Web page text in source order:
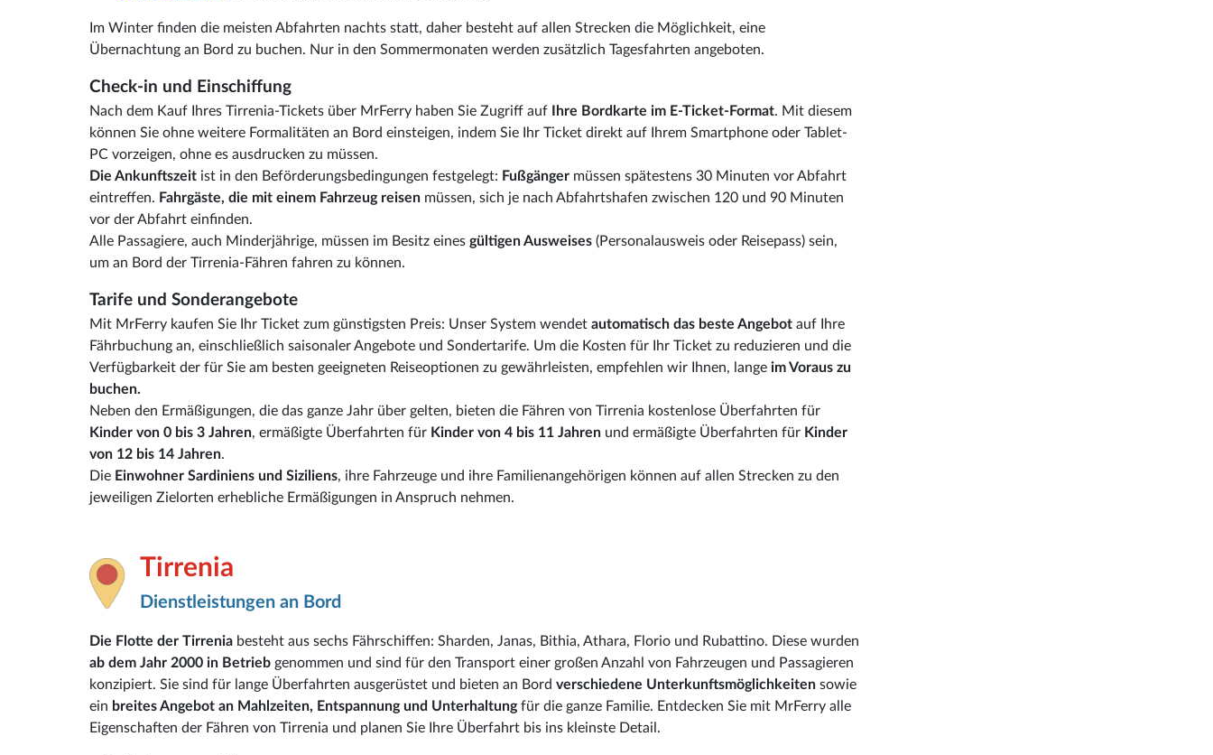
Im Winter finden die meisten Abfahrten nachts statt, daher besteht auf allen Strecken die Möglichkeit, eine
Übernachtung an Bord zu buchen. Nur in den Sommermonaten werden zusätzlich Tagesfahrten angeboten.
Check-in und Einschiffung
Nach dem Kauf Ihres Tirrenia-Tickets über MrFerry haben Sie Zugriff auf Ihre Bordkarte im E-Ticket-Format. Mit diesem
können Sie ohne weitere Formalitäten an Bord einsteigen, indem Sie Ihr Ticket direkt auf Ihrem Smartphone oder Tablet-
PC vorzeigen, ohne es ausdrucken zu müssen.
Die Ankunftszeit ist in den Beförderungsbedingungen festgelegt: Fußgänger müssen spätestens 30 Minuten vor Abfahrt
eintreffen. Fahrgäste, die mit einem Fahrzeug reisen müssen, sich je nach Abfahrtshafen zwischen 120 und 90 Minuten
vor der Abfahrt einfinden.
Alle Passagiere, auch Minderjährige, müssen im Besitz eines gültigen Ausweises (Personalausweis oder Reisepass) sein,
um an Bord der Tirrenia-Fähren fahren zu können.
Tarife und Sonderangebote
Mit MrFerry kaufen Sie Ihr Ticket zum günstigsten Preis: Unser System wendet automatisch das beste Angebot auf Ihre
Fährbuchung an, einschließlich saisonaler Angebote und Sondertarife. Um die Kosten für Ihr Ticket zu reduzieren und die
Verfügbarkeit der für Sie am besten geeigneten Reiseoptionen zu gewährleisten, empfehlen wir Ihnen, lange im Voraus zu
buchen.
Neben den Ermäßigungen, die das ganze Jahr über gelten, bieten die Fähren von Tirrenia kostenlose Überfahrten für
Kinder von 0 bis 3 Jahren, ermäßigte Überfahrten für Kinder von 4 bis 11 Jahren und ermäßigte Überfahrten für Kinder
von 12 bis 14 Jahren.
Die Einwohner Sardiniens und Siziliens, ihre Fahrzeuge und ihre Familienangehörigen können auf allen Strecken zu den
jeweiligen Zielorten erhebliche Ermäßigungen in Anspruch nehmen.
Tirrenia
Dienstleistungen an Bord
Die Flotte der Tirrenia besteht aus sechs Fährschiffen: Sharden, Janas, Bithia, Athara, Florio und Rubattino. Diese wurden
ab dem Jahr 2000 in Betrieb genommen und sind für den Transport einer großen Anzahl von Fahrzeugen und Passagieren
konzipiert. Sie sind für lange Überfahrten ausgerüstet und bieten an Bord verschiedene Unterkunftsmöglichkeiten sowie
ein breites Angebot an Mahlzeiten, Entspannung und Unterhaltungfür die ganze Familie. Entdecken Sie mit MrFerry alle
Eigenschaften der Fähren von Tirrenia und planen Sie Ihre Überfahrt bis ins kleinste Detail.